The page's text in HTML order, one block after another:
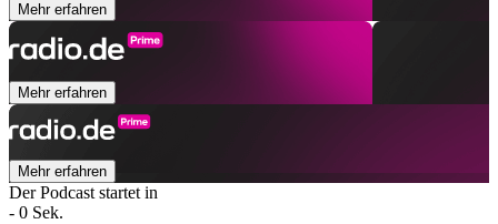
Mehr erfahren
Mehr erfahren
Mehr erfahren
Der Podcast startet in
- 0 Sek.